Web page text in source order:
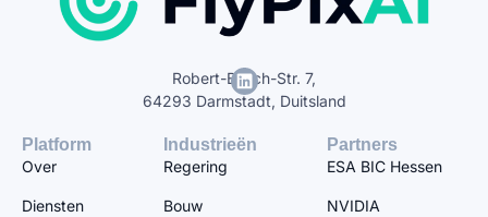
Robert-Bosch-Str. 7,
64293 Darmstadt, Duitsland
Platform
Over
Diensten
Industrieën
Regering
Bouw
Partners
ESA BIC Hessen
NVIDIA